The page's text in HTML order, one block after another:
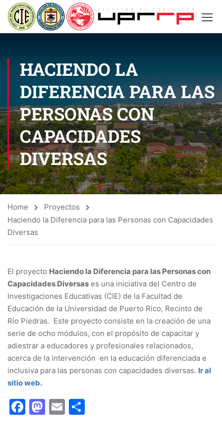
HACIENDO LA
DIFERENCIA PARA LAS
PERSONAS CON
CAPACIDADES
DIVERSAS
Home
Proyectos
Haciendo la Diferencia para las Personas con Capacidades
Diversas
El proyecto Haciendo la Diferencia para las Personas con
Capacidades Diversas es una iniciativa del Centro de
Investigaciones Educativas (CIE) de la Facultad de
Educación de la Universidad de Puerto Rico, Recinto de
Río Piedras. Este proyecto consiste en la creación de una
serie de ocho módulos, con el propósito de capacitar y
adiestrar a educadores y profesionales relacionados,
acerca de la intervención en la educación diferenciada e
inclusiva para las personas con capacidades diversas. Ir al
sitio web.
Facebook
Mastodon
Email